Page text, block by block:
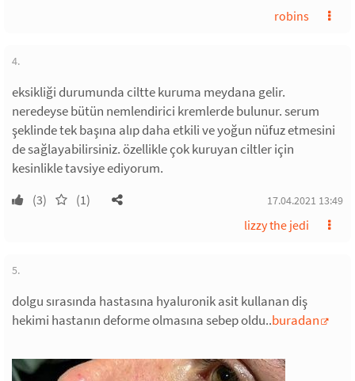
robins
4.
eksikliği durumunda ciltte kuruma meydana gelir.
neredeyse bütün nemlendirici kremlerde bulunur. serum
şeklinde tek başına alıp daha etkili ve yoğun nüfuz etmesini
de sağlayabilirsiniz. özellikle çok kuruyan ciltler için
kesinlikle tavsiye ediyorum.
(3) (1) 17.04.2021 13:49
lizzy the jedi
5.
dolgu sırasında hastasına hyaluronik asit kullanan diş
hekimi hastanın deforme olmasına sebep oldu..buradan